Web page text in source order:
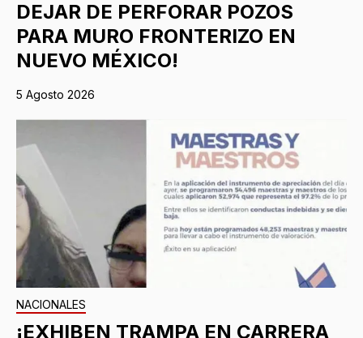
DEJAR DE PERFORAR POZOS
PARA MURO FRONTERIZO EN
NUEVO MÉXICO!
5 Agosto 2026
NACIONALES
¡EXHIBEN TRAMPA EN CARRERA